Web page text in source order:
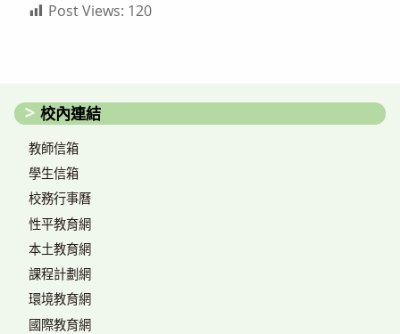
Post Views: 120
校內連結
教師信箱
學生信箱
校務行事曆
性平教育網
本土教育網
課程計劃網
環境教育網
國際教育網